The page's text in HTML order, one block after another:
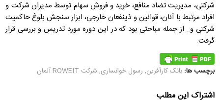
شرکتی، مدیریت تضاد منافع، خرید و فروش سهام توسط مدیران شرکت و
افراد مرتبط با آنان، قوانین و ذینفعان خارجی، ابزار سنجش بلوغ حاکمیت
شرکتی و.. از جمله مباحثی بود که در این دوره مورد تدریس و بررسی قرار
گرفت.
برچسب ها: بانک کارآفرین, رسول خوانساری, شرکت ROWEIT آلمان
اشتراک این مطلب